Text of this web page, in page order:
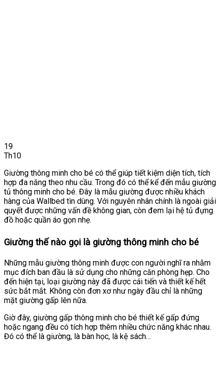
19
Th10
Giường thông minh cho bé có thể giúp tiết kiệm diện tích, tích
hợp đa năng theo nhu cầu. Trong đó có thể kể đến mẫu giường
tủ thông minh cho bé. Đây là mẫu giường được nhiều khách
hàng của Wallbed tìn dùng. Với nguyên nhân chính là ngoài giải
quyết được những vấn đề không gian, còn đem lại hệ tủ đựng
đồ hoặc quần áo gọn nhẹ.
Giường thế nào gọi là giường thông minh cho bé
Những mẫu giường thông minh được con người nghĩ ra nhằm
mục đích ban đầu là sử dụng cho những căn phòng hẹp. Cho
đến hiện tại, loại giường này đã được cái tiến và thiết kế hết
sức bắt mắt. Không còn đơn xơ như ngày đầu chỉ là những
mặt giường gấp lên nữa.
Giờ đây, giường gấp thông minh cho bé thiết kế gấp đứng
hoặc ngang đều có tích hợp thêm nhiều chức năng khác nhau.
Đó có thể là giường, là bàn học, là kệ sách…